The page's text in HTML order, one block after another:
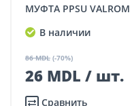
МУФТА PPSU
В наличии
86 MDL (-70%)
26 MDL / шт.
Сравнить